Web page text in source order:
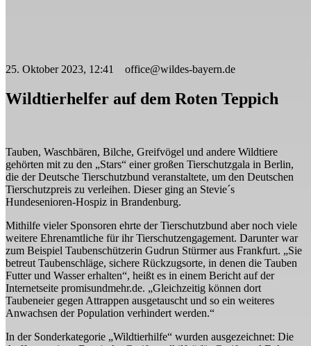
25. Oktober 2023, 12:41 office@wildes-bayern.de
Wildtierhelfer auf dem Roten Teppich
Tauben, Waschbären, Bilche, Greifvögel und andere Wildtiere
gehörten mit zu den „Stars“ einer großen Tierschutzgala in Berlin,
die der Deutsche Tierschutzbund veranstaltete, um den Deutschen
Tierschutzpreis zu verleihen. Dieser ging an Stevie´s
Hundesenioren-Hospiz in Brandenburg.
Mithilfe vieler Sponsoren ehrte der Tierschutzbund aber noch viele
weitere Ehrenamtliche für ihr Tierschutzengagement. Darunter war
zum Beispiel Taubenschützerin Gudrun Stürmer aus Frankfurt. „Sie
betreut Taubenschläge, sichere Rückzugsorte, in denen die Tauben
Futter und Wasser erhalten“, heißt es in einem Bericht auf der
Internetseite promisundmehr.de. „Gleichzeitig können dort
Taubeneier gegen Attrappen ausgetauscht und so ein weiteres
Anwachsen der Population verhindert werden.“
In der Sonderkategorie „Wildtierhilfe“ wurden ausgezeichnet: Die